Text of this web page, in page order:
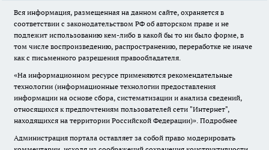
Вся информация, размещенная на данном сайте, охраняется в
соответствии с законодательством РФ об авторском праве и не
подлежит использованию кем-либо в какой бы то ни было форме, в
том числе воспроизведению, распространению, переработке не иначе
как с письменного разрешения правообладателя.
«На информационном ресурсе применяются рекомендательные
технологии (информационные технологии предоставления
информации на основе сбора, систематизации и анализа сведений,
относящихся к предпочтениям пользователей сети "Интернет",
находящихся на территории Российской Федерации)». Подробнее
Администрация портала оставляет за собой право модерировать